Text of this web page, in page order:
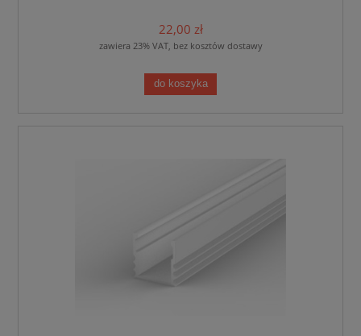
22,00 zł
zawiera 23% VAT, bez kosztów dostawy
do koszyka